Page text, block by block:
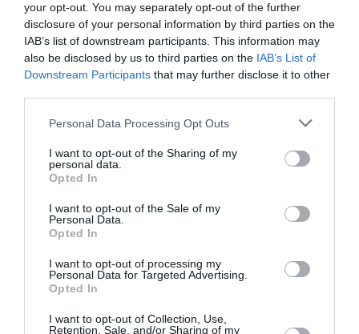
your opt-out. You may separately opt-out of the further
disclosure of your personal information by third parties on the
IAB’s list of downstream participants. This information may
also be disclosed by us to third parties on the IAB’s List of
Downstream Participants that may further disclose it to other
Personal Data Processing Opt Outs
I want to opt-out of the Sharing of my
personal data.
Opted In
I want to opt-out of the Sale of my
Personal Data.
Opted In
I want to opt-out of processing my
Personal Data for Targeted Advertising.
Opted In
I want to opt-out of Collection, Use,
Retention, Sale, and/or Sharing of my
frutos pequeños y globosos de color verde, y rojos al
madurar. Situación parcialmente sombreada, o de sombra
luminosa, suelo fértil, suelto, bien drenado. Temperaturas
moderadas invernales.,